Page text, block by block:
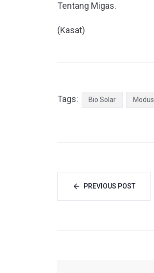
Tentang Migas.
(Kasat)
Tags: Bio Solar
PREVIOUS POST